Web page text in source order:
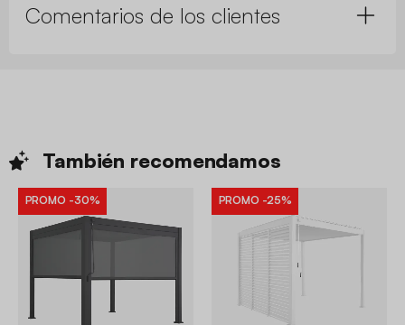
Comentarios de los clientes
También recomendamos
PROMO -30% PROMO -25%